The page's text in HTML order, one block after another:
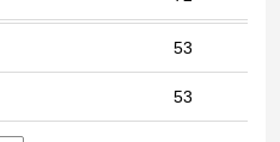
53
53